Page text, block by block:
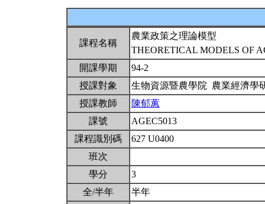
課程名稱
農業政策之理論模型
THEORETICAL MODELS OF
開課學期
94-2
授課對象
生物資源暨農學院 農業經濟學
授課教師
陳郁蕙
課號
AGEC5013
課程識別碼
627 U0400
班次
學分
3
全/半年
半年